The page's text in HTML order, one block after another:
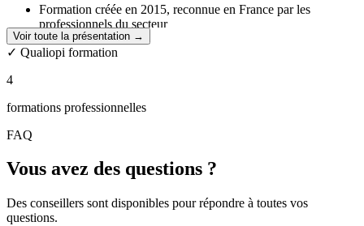
Formation créée en 2015, reconnue en France par les
professionnels du secteur
Formateurs experts, appréciés pour leur pédagogie et leur
clarté
Kit de démarrage offert + support après la formation
Certifications
Qualiopi (certifié depuis 2015)
Voir toute la présentation →
✓ Qualiopi formation
4
formations professionnelles
FAQ
Vous avez des questions ?
Des conseillers sont disponibles pour répondre à toutes vos
questions.